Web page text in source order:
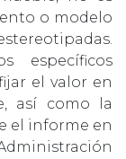
o modelo
específicos
el valor en
así como la
el informe en